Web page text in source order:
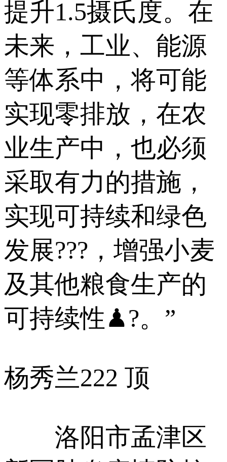
提升1.5摄氏度。在
未来，工业、能源
等体系中，将可能
实现零排放，在农
业生产中，也必须
采取有力的措施，
实现可持续和绿色
发展???，增强小麦
及其他粮食生产的
可持续性♟?。”
杨秀兰222 顶
洛阳市孟津区